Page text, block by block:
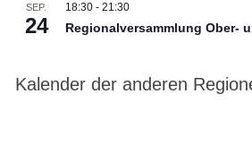
SEP.
24
18:30- 21:30
Regionalversammlung Ober-
Kalender der anderen